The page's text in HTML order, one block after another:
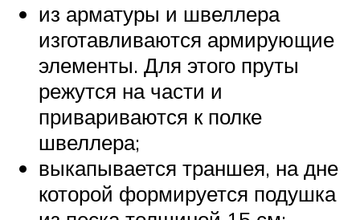
из арматуры и швеллера
изготавливаются армирующие
элементы. Для этого пруты
режутся на части и
привариваются к полке
швеллера;
выкапывается траншея, на дне
которой формируется подушка